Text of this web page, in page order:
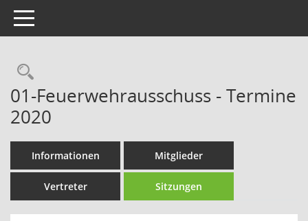
Toggle navigation
Rechercheauswahl
01-Feuerwehrausschuss - Termine
2020
Informationen Mitglieder
Vertreter Sitzungen